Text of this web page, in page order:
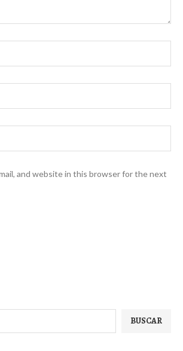
and website in this browser for the next
BUSCAR